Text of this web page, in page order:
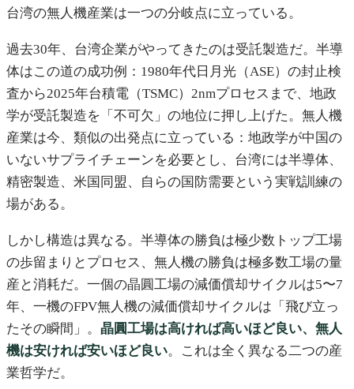
台湾の無人機産業は一つの分岐点に立っている。
過去30年、台湾企業がやってきたのは受託製造だ。半導
体はこの道の成功例：1980年代日月光（ASE）の封止検
査から2025年台積電（TSMC）2nmプロセスまで、地政
学が受託製造を「不可欠」の地位に押し上げた。無人機
産業は今、類似の出発点に立っている：地政学が中国の
いないサプライチェーンを必要とし、台湾には半導体、
精密製造、米国同盟、自らの国防需要という実戦訓練の
場がある。
しかし構造は異なる。半導体の勝負は極少数トップ工場
の歩留まりとプロセス、無人機の勝負は極多数工場の量
産と消耗だ。一個の晶圓工場の減価償却サイクルは5〜7
年、一機のFPV無人機の減価償却サイクルは「飛び立っ
たその瞬間」。 晶圓工場は高ければ高いほど良い、無人
機は安ければ安いほど良い。これは全く異なる二つの産
業哲学だ。